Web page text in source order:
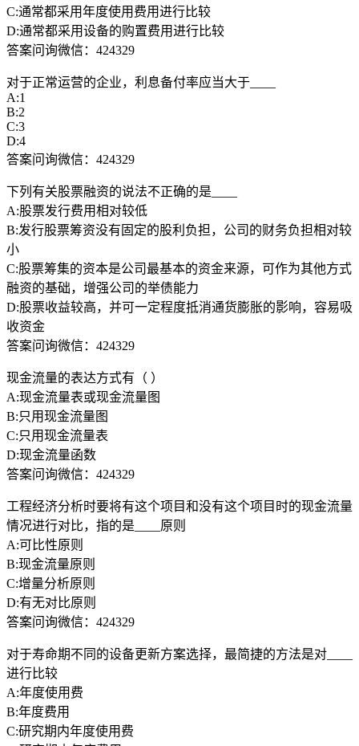
C:通常都采用年度使用费用进行比较
D:通常都采用设备的购置费用进行比较
答案问询微信：424329
对于正常运营的企业，利息备付率应当大于____
A:1
B:2
C:3
D:4
答案问询微信：424329
下列有关股票融资的说法不正确的是____
A:股票发行费用相对较低
B:发行股票筹资没有固定的股利负担，公司的财务负担相对较
小
C:股票筹集的资本是公司最基本的资金来源，可作为其他方式
融资的基础，增强公司的举债能力
D:股票收益较高，并可一定程度抵消通货膨胀的影响，容易吸
收资金
答案问询微信：424329
现金流量的表达方式有（ ）
A:现金流量表或现金流量图
B:只用现金流量图
C:只用现金流量表
D:现金流量函数
答案问询微信：424329
工程经济分析时要将有这个项目和没有这个项目时的现金流量
情况进行对比，指的是____原则
A:可比性原则
B:现金流量原则
C:增量分析原则
D:有无对比原则
答案问询微信：424329
对于寿命期不同的设备更新方案选择，最简捷的方法是对____
进行比较
A:年度使用费
B:年度费用
C:研究期内年度使用费